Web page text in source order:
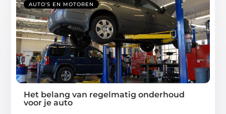
AUTO'S EN MOTOREN
Het belang van regelmatig onderhoud
voor je auto